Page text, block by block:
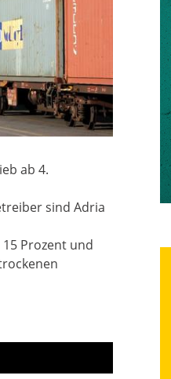
ab 4.
sind Adria
Prozent und